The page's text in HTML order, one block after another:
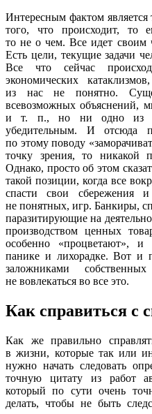
Интересным фактом является
того, что происходит, то
то не о чем. Все идет своим
Есть цели, текущие задачи
Все что сейчас
экономических
из нас не понятно.
всевозможных объяснений,
и т. п., но ни одно из
убедительным. И отсюда
по этому поводу
точку зрения, то никакой
Однако, просто об этом
такой позиции, когда все
спасти свои сбережения
не понятных, игр. Банкиры,
паразитирующие на
производством ценных
особенно «процветают»,
панике и лихорадке. Вот и
заложниками
не вовлекаться во все это.
Как справиться с
Как же правильно
в жизни, которые так или
нужно начать следовать
точную цитату из работ
который по сути очень
делать, чтобы не быть